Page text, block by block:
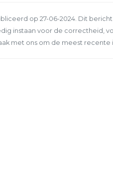
op 27-06-2024. Dit
instaan voor de correctheid,
met ons om de meest